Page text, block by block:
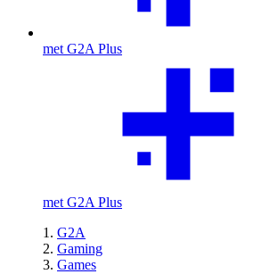
met G2A Plus
met G2A Plus
G2A
Gaming
Games